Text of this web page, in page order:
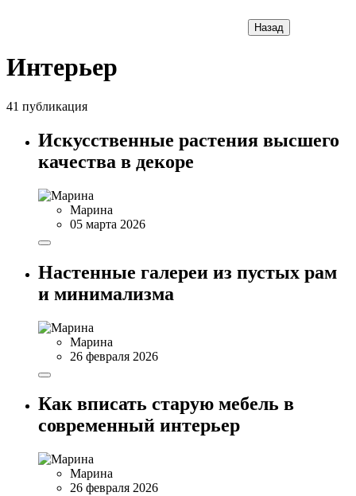
Назад
Интерьер
41 публикация
Искусственные растения высшего
качества в декоре
Марина
05 марта 2026
Настенные галереи из пустых рам
и минимализма
Марина
26 февраля 2026
Как вписать старую мебель в
современный интерьер
Марина
26 февраля 2026